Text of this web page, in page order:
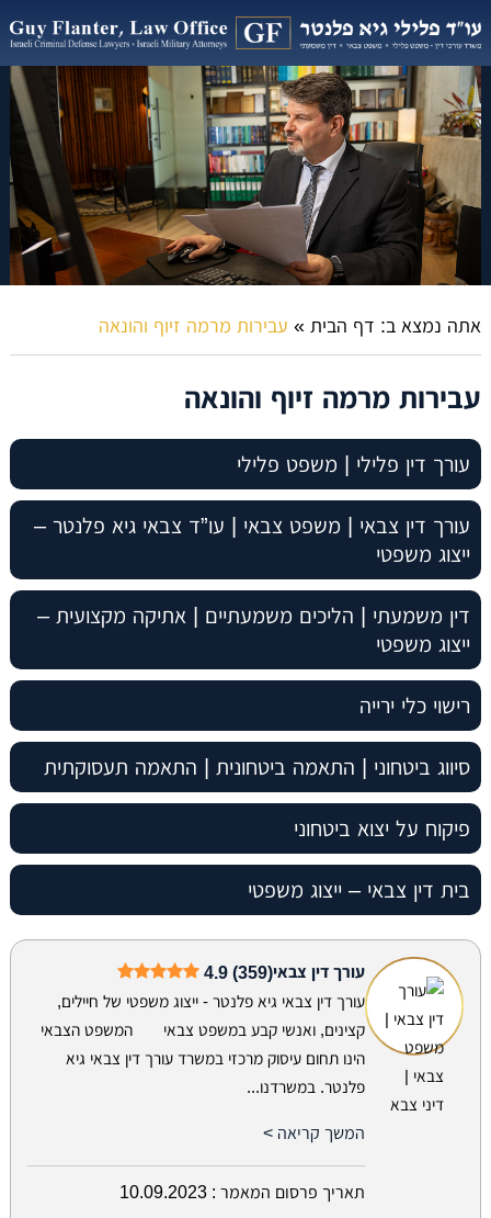
אתה נמצא ב: דף הבית » עבירות מרמה זיוף והונאה
עבירות מרמה זיוף והונאה
עורך דין פלילי | משפט פלילי
עורך דין צבאי | משפט צבאי | עו”ד צבאי גיא פלנטר –
ייצוג משפטי
דין משמעתי | הליכים משמעתיים | אתיקה מקצועית –
ייצוג משפטי
רישוי כלי ירייה
סיווג ביטחוני | התאמה ביטחונית | התאמה תעסוקתית
פיקוח על יצוא ביטחוני
בית דין צבאי – ייצוג משפטי
עורך דין צבאי4.9 (359)
עורך דין צבאי גיא פלנטר - ייצוג משפטי של חיילים,
קצינים, ואנשי קבע במשפט צבאי המשפט הצבאי
הינו תחום עיסוק מרכזי במשרד עורך דין צבאי גיא
פלנטר. במשרדנו...
המשך קריאה >
תאריך פרסום המאמר : 10.09.2023